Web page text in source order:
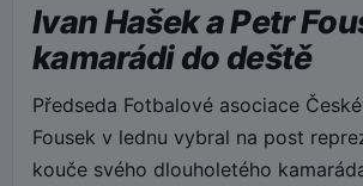
Ivan Hašek a Petr
kamarádi do deště
Předseda Fotbalové asociace
Fousek v lednu vybral na post
kouče svého dlouholetého